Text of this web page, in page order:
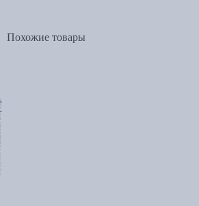
Похожие товары